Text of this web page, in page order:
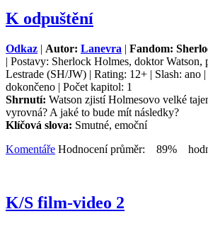
K odpuštění
Odkaz | Autor: Lanevra | Fandom:
| Postavy: Sherlock Holmes, doktor Watson,
Lestrade (SH/JW) | Rating: 12+ | Slash: ano
dokončeno | Počet kapitol: 1
Shrnutí: Watson zjistí Holmesovo velké
vyrovná? A jaké to bude mít následky?
Klíčová slova: Smutné, emoční
Komentáře Hodnocení průměr: 89%
K/S film-video 2